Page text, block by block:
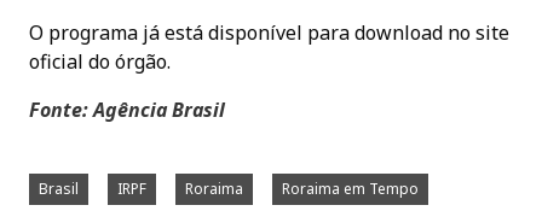
O programa já está disponível para download no site
oficial do órgão.
Fonte: Agência Brasil
Brasil IRPF Roraima Roraima em Tempo